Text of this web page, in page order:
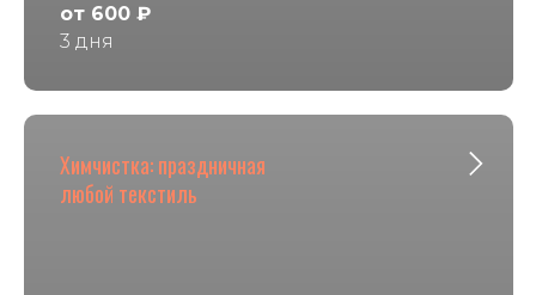
от 600 ₽
3 дня
Химчистка: праздничная
любой текстиль